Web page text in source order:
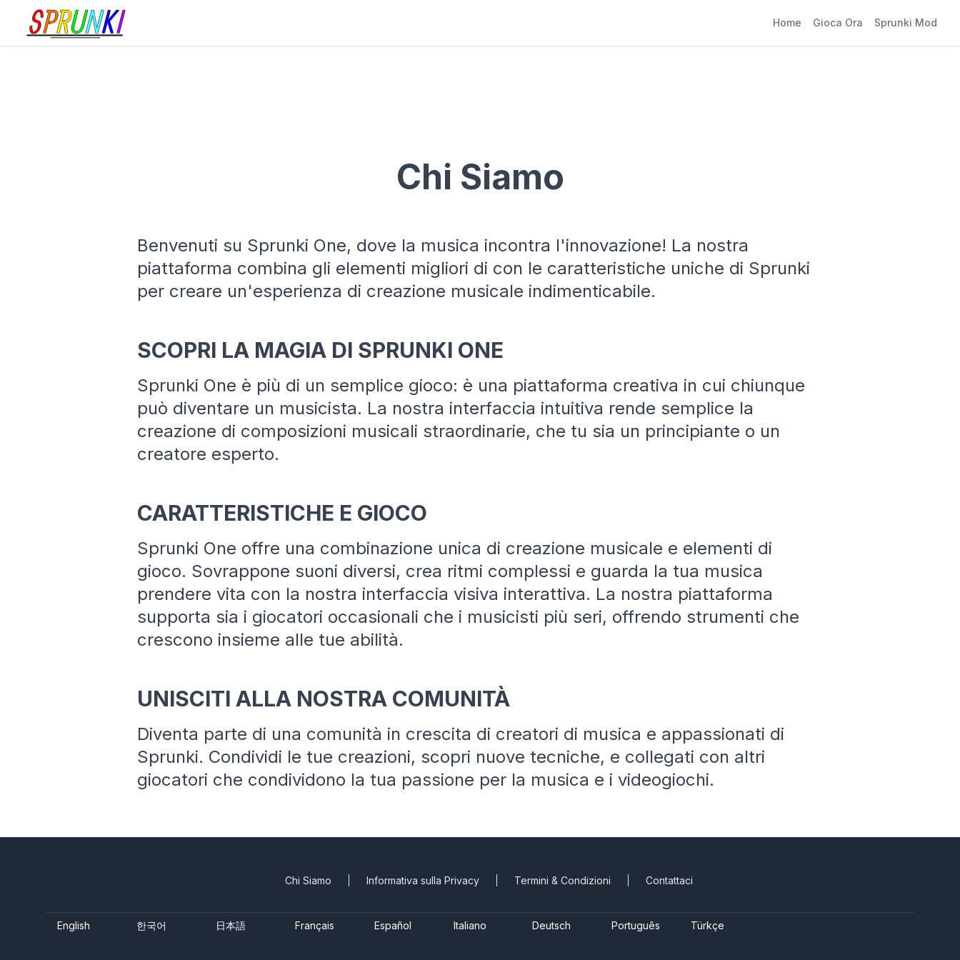
Home Gioca Ora Sprunki Mod
Chi Siamo
Benvenuti su Sprunki One, dove la musica incontra l'innovazione! La nostra
piattaforma combina gli elementi migliori di con le caratteristiche uniche di Sprunki
per creare un'esperienza di creazione musicale indimenticabile.
SCOPRI LA MAGIA DI SPRUNKI ONE
Sprunki One è più di un semplice gioco: è una piattaforma creativa in cui chiunque
può diventare un musicista. La nostra interfaccia intuitiva rende semplice la
creazione di composizioni musicali straordinarie, che tu sia un principiante o un
creatore esperto.
CARATTERISTICHE E GIOCO
Sprunki One offre una combinazione unica di creazione musicale e elementi di
gioco. Sovrappone suoni diversi, crea ritmi complessi e guarda la tua musica
prendere vita con la nostra interfaccia visiva interattiva. La nostra piattaforma
supporta sia i giocatori occasionali che i musicisti più seri, offrendo strumenti che
crescono insieme alle tue abilità.
UNISCITI ALLA NOSTRA COMUNITÀ
Diventa parte di una comunità in crescita di creatori di musica e appassionati di
Sprunki. Condividi le tue creazioni, scopri nuove tecniche, e collegati con altri
giocatori che condividono la tua passione per la musica e i videogiochi.
Chi Siamo Informativa sulla Privacy Termini & Condizioni Contattaci
English 한국어 日本語 Français Español Italiano Deutsch Português Türkçe